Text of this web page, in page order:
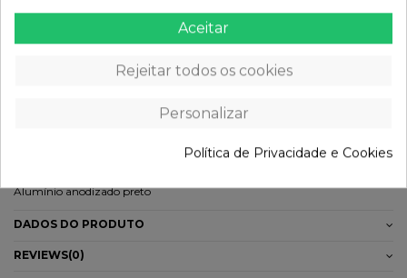
Devoluções gratuitas (15 dias)
Pagamento em prestações a partir de 29 €
Alumínio anodizado preto
DADOS DO PRODUTO
REVIEWS(0)
Aceitar
Rejeitar todos os cookies
Personalizar
Política de Privacidade e Cookies